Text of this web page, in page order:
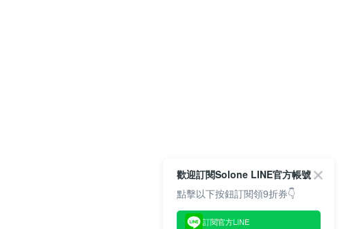
歡迎訂閱Solone LINE官方帳號
點擊以下按鈕訂閱領9折券👇
訂閱官方LINE